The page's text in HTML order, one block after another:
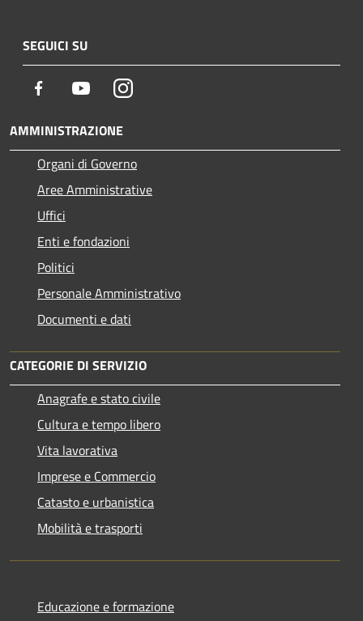
SEGUICI SU
Facebook YoutubeInstagram
AMMINISTRAZIONE
Organi di Governo
Aree Amministrative
Uffici
Enti e fondazioni
Politici
Personale Amministrativo
Documenti e dati
CATEGORIE DI SERVIZIO
Anagrafe e stato civile
Cultura e tempo libero
Vita lavorativa
Imprese e Commercio
Catasto e urbanistica
Mobilità e trasporti
Educazione e formazione